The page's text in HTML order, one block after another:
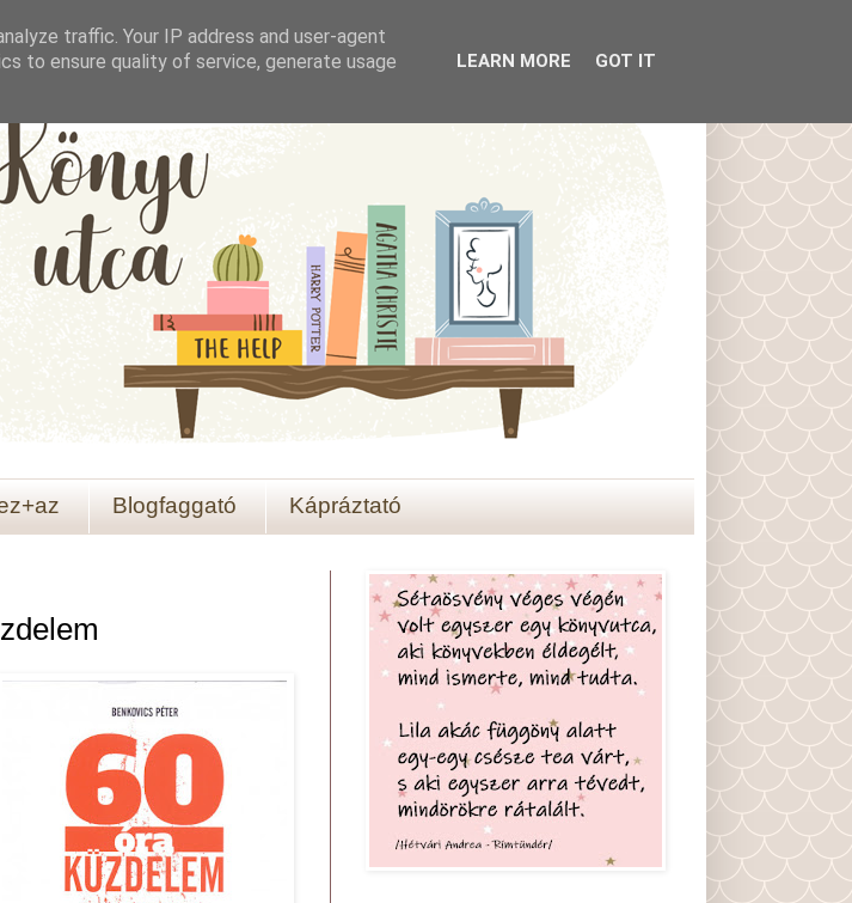
Blogfaggató Kápráztató
traffic. Your IP address and user-agent
to ensure quality of service, generate usage
LEARN MORE GOT IT